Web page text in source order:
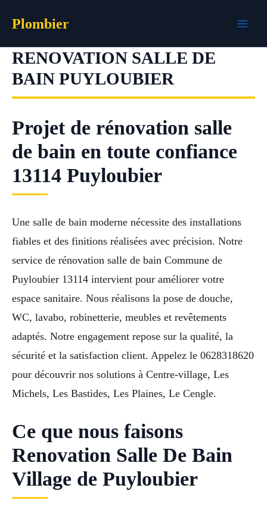
Plombier
RENOVATION SALLE DE
BAIN PUYLOUBIER
Projet de rénovation salle
de bain en toute confiance
13114 Puyloubier
Une salle de bain moderne nécessite des installations
fiables et des finitions réalisées avec précision. Notre
service de rénovation salle de bain Commune de
Puyloubier 13114 intervient pour améliorer votre
espace sanitaire. Nous réalisons la pose de douche,
WC, lavabo, robinetterie, meubles et revêtements
adaptés. Notre engagement repose sur la qualité, la
sécurité et la satisfaction client. Appelez le 0628318620
pour découvrir nos solutions à Centre-village, Les
Michels, Les Bastides, Les Plaines, Le Cengle.
Ce que nous faisons
Renovation Salle De Bain
Village de Puyloubier